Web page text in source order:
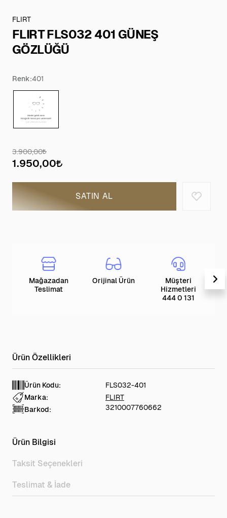
FLIRT
FLIRT FLS032 401 GÜNEŞ
GÖZLÜĞÜ
Renk:401
3.900,00
1.950,00
SATIN AL
Mağazadan
Teslimat
Orijinal Ürün
Müşteri
Hizmetleri
444 0 131
Ürün Kodu:
FLS032-401
Marka:
FLIRT
Barkod:
3210007760662
Ürün Bilgisi
Taksit Seçenekleri
Teslimat & İade